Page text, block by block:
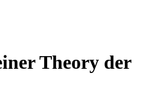
Theory der